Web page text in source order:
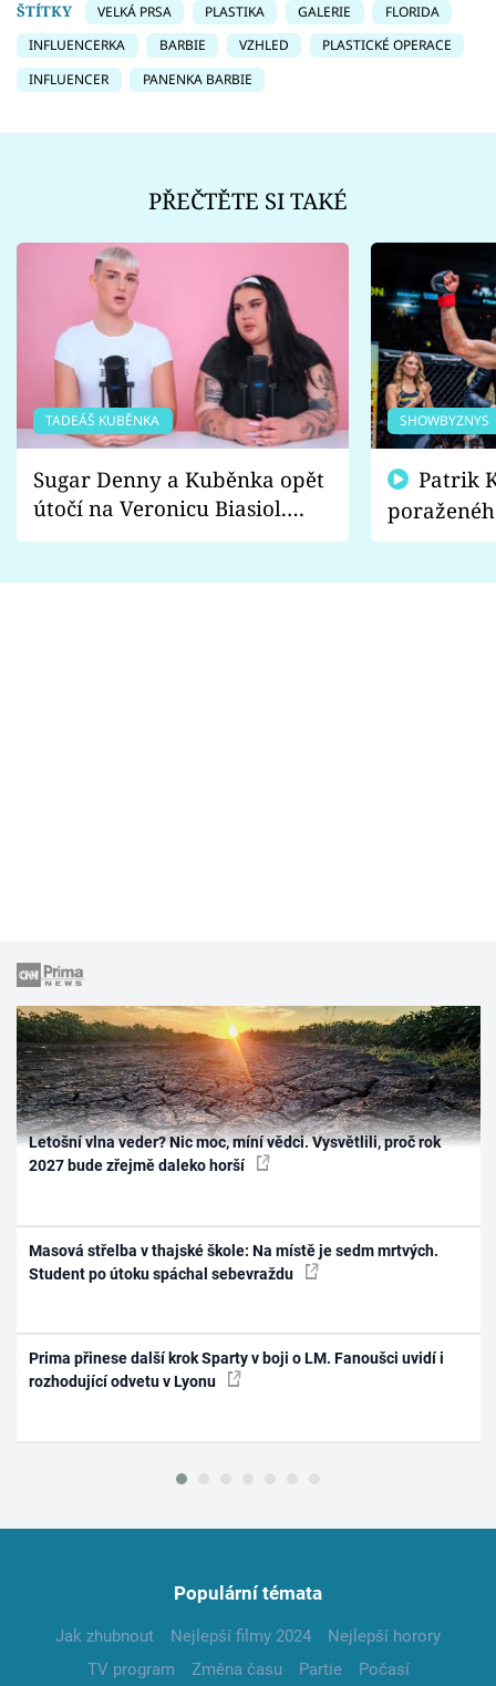
ŠTÍTKY VELKÁ PRSA PLASTIKA GALERIE
FLORIDA
INFLUENCERKA
BARBIE VZHLED
PLASTICKÉ OPERACE
INFLUENCER
PANENKA BARBIE
PŘEČTĚTE SI TAKÉ
TADEÁŠ KUBĚNKA
Sugar Denny a Kuběnka opět
útočí na Veronicu Biasiol.
Proč je podle nich falešná a
SHOWBYZNYS
fanoušci
Letošní vlna veder? Nic moc, míní vědci. Vysvětlili, proč rok
2027 bude zřejmě daleko horší
Masová střelba v thajské škole: Na místě je sedm mrtvých.
Student po útoku spáchal sebevraždu
Prima přinese další krok Sparty v boji o LM. Fanoušci uvidí i
rozhodující odvetu v Lyonu
Populární témata
Jak zhubnout Nejlepší filmy 2024
Nejlepší horory
TV program
Změna času Partie
Počasí